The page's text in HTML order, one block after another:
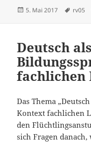
Veröffentlicht
5. Mai 2017 rv05
Deutsch
fachlichen
Das Thema
Kontext fachlichen
den
sich Fragen